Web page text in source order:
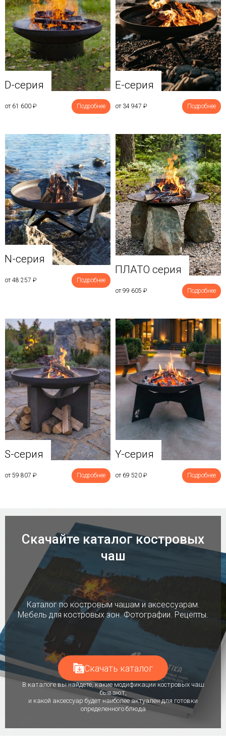
D-серия
от 61 600 ₽ Подробнее
E-серия
от 34 947 ₽ Подробнее
N-серия
от 48 257 ₽ Подробнее
ПЛАТО серия
от 99 605 ₽ Подробнее
S-серия
от 59 807 ₽ Подробнее
Y-серия
от 69 520 ₽ Подробнее
Скачайте каталог костровых
чаш
Каталог по костровым чашам и аксессуарам.
Мебель для костровых зон. Фотографии. Рецепты.
Скачать каталог
В каталоге вы найдете, какие модификации костровых чаш
бывают,
и какой аксессуар будет наиболее актуален для готовки
определенного блюда